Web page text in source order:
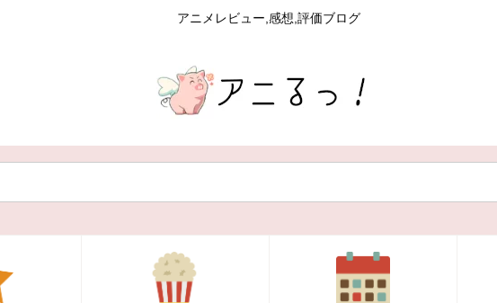
アニメレビュー,感想,評価ブログ